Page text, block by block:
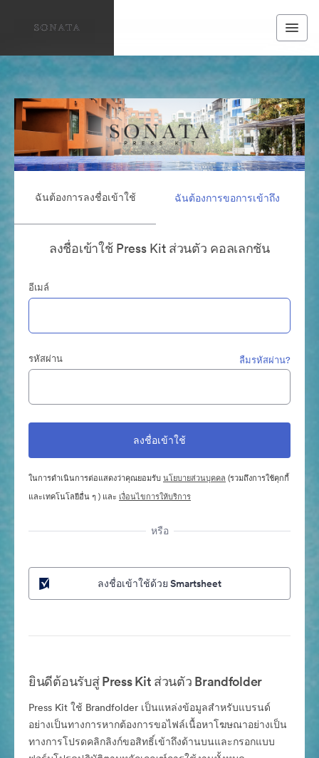
ฉันต้องการลงชื่อเข้าใช้ ฉันต้องการขอการเข้าถึง
ลงชื่อเข้าใช้ Press Kit ส่วนตัว คอลเลกชัน
อีเมล์
รหัสผ่าน ลืมรหัสผ่าน?
ในการดำเนินการต่อแสดงว่าคุณยอมรับนโยบายส่วนบุคคล (รวมถึงการใช้คุกกี้
และเทคโนโลยีอื่น ๆ ) และ เงื่อนไขการให้บริการ
หรือ
ลงชื่อเข้าใช้ด้วย Smartsheet
ยินดีต้อนรับสู่ Press Kit ส่วนตัว Brandfolder
Press Kit ใช้ Brandfolder เป็นแหล่งข้อมูลสำหรับแบรนด์
อย่างเป็นทางการหากต้องการขอไฟล์เนื้อหาโฆษณาอย่างเป็น
ทางการโปรดคลิกลิงก์ขอสิทธิ์เข้าถึงด้านบนและกรอกแบบ